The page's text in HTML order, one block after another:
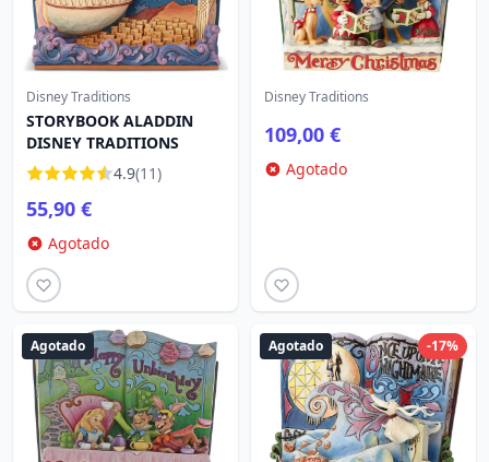
Disney Traditions
STORYBOOK ALADDIN
DISNEY TRADITIONS
4.9(11)
55,90 €
Agotado
Disney Traditions
109,00 €
Agotado
Agotado -17%
Agotado